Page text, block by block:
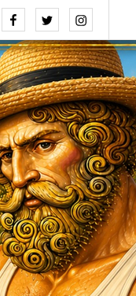
FacebookTwitterInstagram